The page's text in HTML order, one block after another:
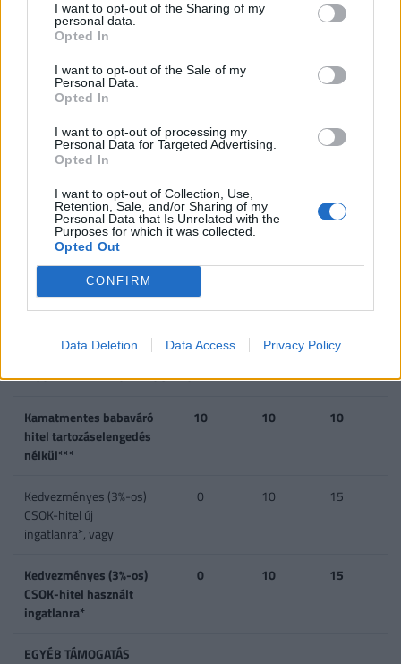
I want to opt-out of the Sharing of my
personal data.
Opted In
I want to opt-out of the Sale of my
Personal Data.
Opted In
I want to opt-out of processing my
Personal Data for Targeted Advertising.
Opted In
I want to opt-out of Collection, Use,
Retention, Sale, and/or Sharing of my
Personal Data that Is Unrelated with the
Purposes for which it was collected.
Opted Out
CONFIRM
Data Deletion Data Access Privacy Policy
vásárlására, bővítésére
és/vagy
(kistelepülés)*
elengedés**
Újautó-vásárlási
támogatás*
0
Kamatmentes babaváró
hitel
tartozáselengedéssel***
0
VISSZATÉRÍTENDŐ TÁMOGATÁS
Kamatmentes babaváró
hitel tartozáselengedés
nélkül***
10 10 10
Kedvezményes (3%-os)
CSOK-hitel új
ingatlanra*, vagy
0 10 15
Kedvezményes (3%-os)
CSOK-hitel használt
ingatlanra*
0 10 15
EGYÉB TÁMOGATÁS